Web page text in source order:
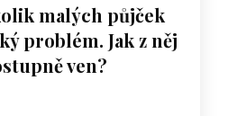
malých půjček
problém. Jak z něj
ven?